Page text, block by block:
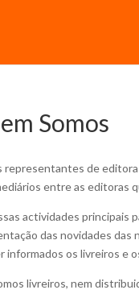
Somos
representantes de
entre as editoras
actividades principais
das novidades das
informados os livreiros e
livreiros, nem